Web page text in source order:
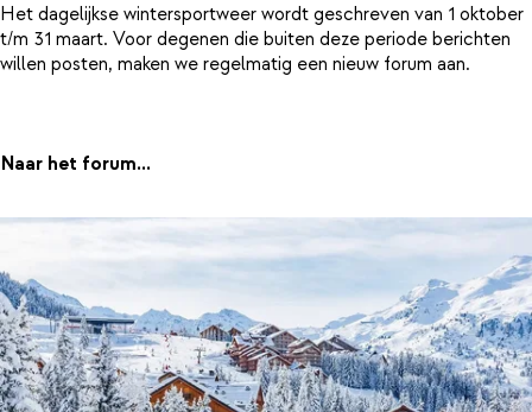
Het dagelijkse wintersportweer wordt geschreven van 1 oktober
t/m 31 maart. Voor degenen die buiten deze periode berichten
willen posten, maken we regelmatig een nieuw forum aan.
Naar het forum...